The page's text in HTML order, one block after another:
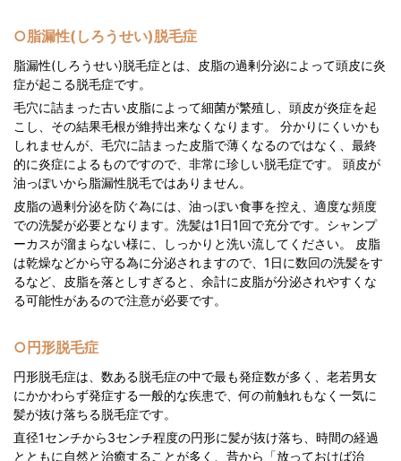
○脂漏性(しろうせい)脱毛症
脂漏性(しろうせい)脱毛症とは、皮脂の過剰分泌によって頭皮に炎
症が起こる脱毛症です。
毛穴に詰まった古い皮脂によって細菌が繁殖し、頭皮が炎症を起
こし、その結果毛根が維持出来なくなります。 分かりにくいかも
しれませんが、毛穴に詰まった皮脂で薄くなるのではなく、最終
的に炎症によるものですので、非常に珍しい脱毛症です。 頭皮が
油っぽいから脂漏性脱毛ではありません。
皮脂の過剰分泌を防ぐ為には、油っぽい食事を控え、適度な頻度
での洗髪が必要となります。洗髪は1日1回で充分です。シャンプ
ーカスが溜まらない様に、しっかりと洗い流してください。 皮脂
は乾燥などから守る為に分泌されますので、1日に数回の洗髪をす
るなど、皮脂を落としすぎると、余計に皮脂が分泌されやすくな
る可能性があるので注意が必要です。
○円形脱毛症
円形脱毛症は、数ある脱毛症の中で最も発症数が多く、老若男女
にかかわらず発症する一般的な疾患で、何の前触れもなく一気に
髪が抜け落ちる脱毛症です。
直径1センチから3センチ程度の円形に髪が抜け落ち、時間の経過
とともに自然と治癒することが多く、昔から「放っておけば治